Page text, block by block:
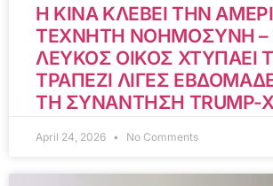
Η ΚΙΝΑ ΚΛΕΒΕΙ ΤΗΝ
ΤΕΧΝΗΤΗ ΝΟΗΜΟΣΥΝΗ –
ΛΕΥΚΟΣ ΟΙΚΟΣ ΧΤΥΠΑΕΙ
ΤΡΑΠΕΖΙ ΛΙΓΕΣ
ΤΗ ΣΥΝΑΝΤΗΣΗ TRUMP-
April 24, 2026 No Comments